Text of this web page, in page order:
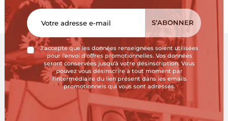
J'accepte que les données renseignées soient utilisées
pour l'envoi d'offres promotionnelles. Vos données
seront conservées jusqu'à votre désinscription. Vous
pouvez vous désinscrire à tout moment par
l'intermédiaire du lien présent dans les emails
promotionnels qui vous sont adressés.